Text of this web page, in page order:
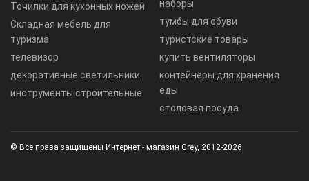
Точилки для кухонных ножей
Складная мебель для
туризма
телевизор
декоративные светильники
инструменты строительные
наборы
тумбы для обуви
туристские товары
купить вентиляторы
контейнеры для хранения
еды
столовая посуда
© Все права защищены Интернет - магазин Grey, 2012-2026